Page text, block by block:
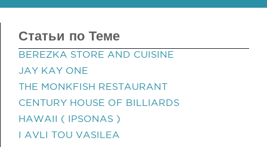
Статьи по Теме
BEREZKA STORE AND CUISINE
JAY KAY ONE
THE MONKFISH RESTAURANT
CENTURY HOUSE OF BILLIARDS
HAWAII ( IPSONAS )
I AVLI TOU VASILEA